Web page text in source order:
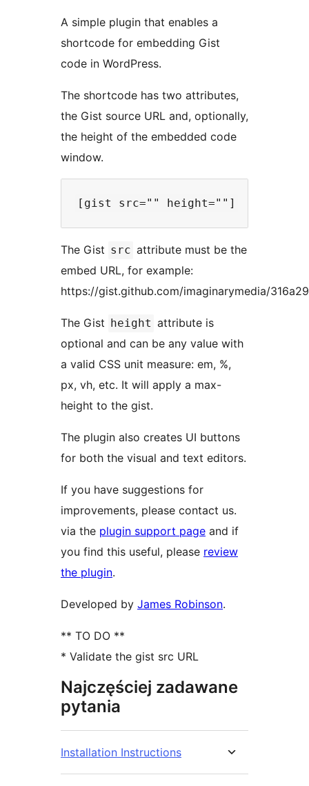
A simple plugin that enables a
shortcode for embedding Gist
code in WordPress.
The shortcode has two attributes,
the Gist source URL and, optionally,
the height of the embedded code
window.
The Gist src attribute must be the
embed URL, for example:
https://gist.github.com/imaginarymedia/
The Gist height attribute is
optional and can be any value with
a valid CSS unit measure: em, %,
px, vh, etc. It will apply a max-
height to the gist.
The plugin also creates UI buttons
for both the visual and text editors.
If you have suggestions for
improvements, please contact us.
via the plugin support page and if
you find this useful, please review
the plugin.
Developed by James Robinson.
** TO DO **
* Validate the gist src URL
Najczęściej zadawane
pytania
Installation Instructions